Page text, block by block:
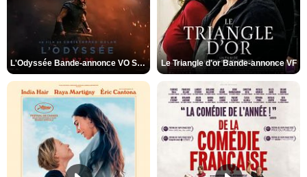
L'Odyssée Bande-annonce VO STFR Le Triangle d'or Bande-annonce VF